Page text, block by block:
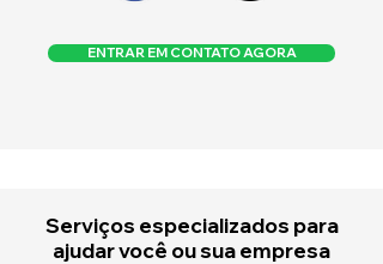
ENTRAR EM CONTATO AGORA
Serviços especializados para
ajudar você ou sua empresa